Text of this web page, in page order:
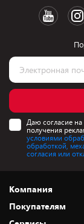
Даю согласие
получения
условиями
обработкой,
согласия или
Компания
О нас
Покупателям